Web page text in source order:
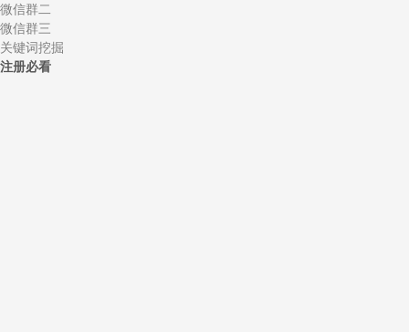
微信群二
微信群三
关键词挖掘
注册必看